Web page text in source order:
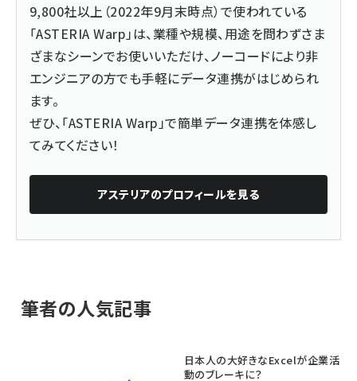
9,800社以上（2022年9月末時点）で使われている
「ASTERIA Warp」は、業種や規模、用途を問わずさま
ざまなシーンでお使いいただけ、ノーコードにより非
エンジニアの方でも手軽にデータ連携がはじめられ
ます。
ぜひ、「ASTERIA Warp」で簡単データ連携を体感し
てみてください！
アステリアのプロフィールを見る
筆者の人気記事
日本人の大好きなExcelが企業活
動のブレーキに？